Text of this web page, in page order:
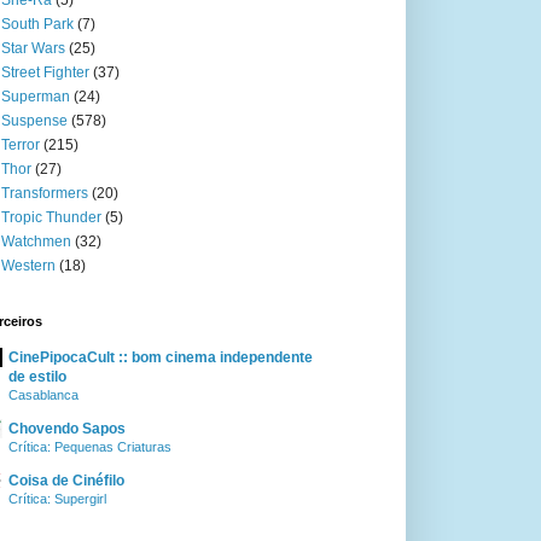
South Park (7)
Star Wars (25)
Street Fighter (37)
Superman (24)
Suspense (578)
Terror (215)
Thor (27)
Transformers (20)
Tropic Thunder (5)
Watchmen (32)
Western (18)
CinePipocaCult :: bom cinema independente
de estilo
Casablanca
Chovendo Sapos
Crítica: Pequenas Criaturas
Coisa de Cinéfilo
Crítica: Supergirl